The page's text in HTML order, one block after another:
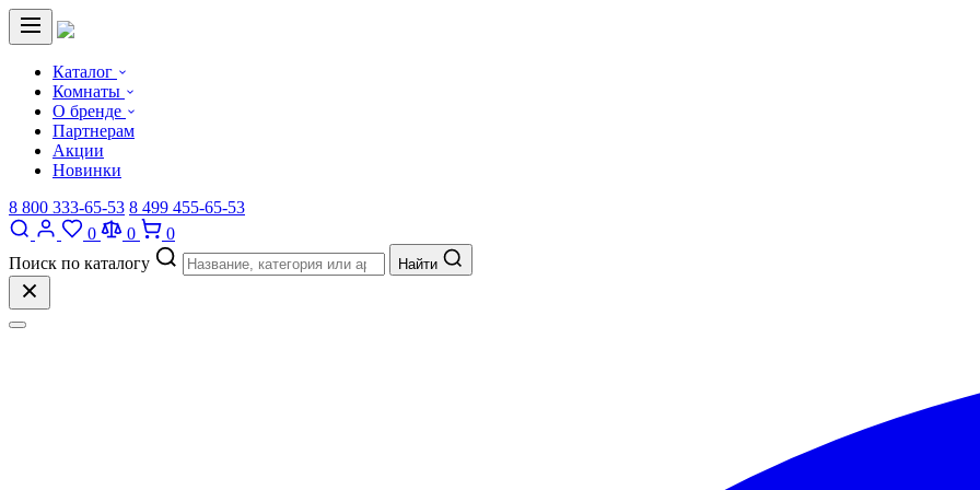
Каталог
Комнаты
О бренде
Партнерам
Акции
Новинки
8 800 333-65-53 8 499 455-65-53
0
0
0
Поиск по каталогу
Найти